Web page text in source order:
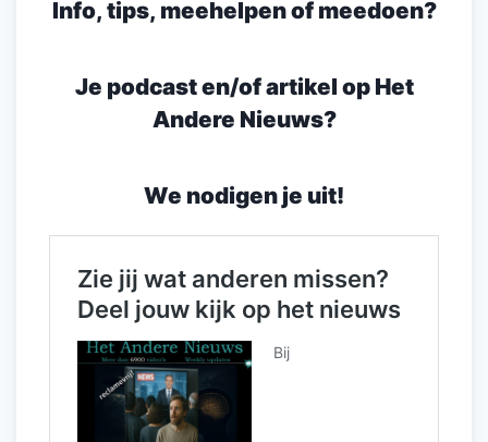
Info, tips, meehelpen of meedoen?
Je podcast en/of artikel op Het
Andere Nieuws?
We nodigen je uit!